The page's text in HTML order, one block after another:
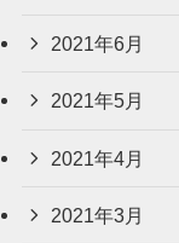
2021年6月
2021年5月
2021年4月
2021年3月